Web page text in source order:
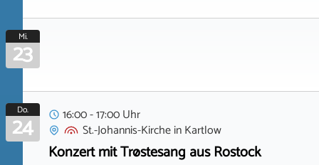
Mi.
23
Do.
24
16:00 - 17:00 Uhr
St.-Johannis-KircheinKartlow
Konzert mit Trøstesang aus Rostock